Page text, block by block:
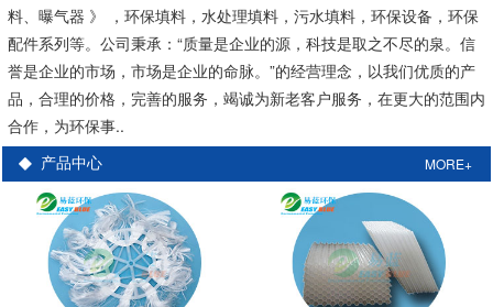
料、曝气器 》 ，环保填料，水处理填料，污水填料，环保设备，环保
配件系列等。公司秉承：“质量是企业的源，科技是取之不尽的泉。信
誉是企业的市场，市场是企业的命脉。”的经营理念，以我们优质的产
品，合理的价格，完善的服务，竭诚为新老客户服务，在更大的范围内
合作，为环保事..
产品中心 MORE+